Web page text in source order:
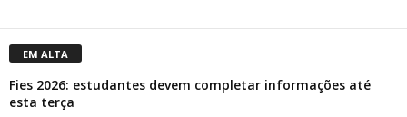
EM ALTA
Fies 2026: estudantes devem completar informações até
esta terça